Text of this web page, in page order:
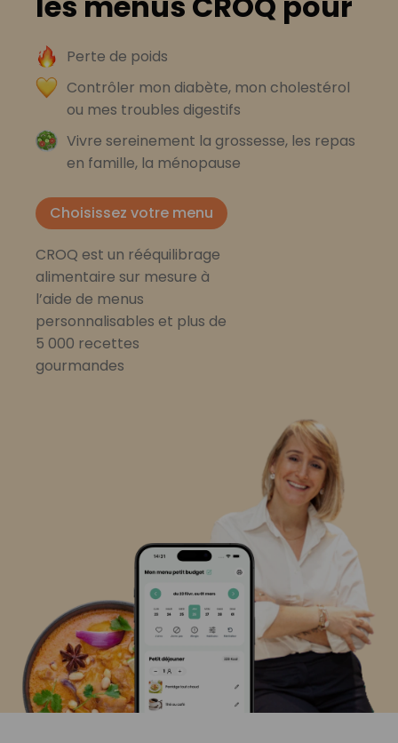
Perte de poids
Contrôler mon diabète, mon cholestérol
ou mes troubles digestifs
Vivre sereinement la grossesse, les repas
en famille, la ménopause
Choisissez votre menu
CROQ est un rééquilibrage
alimentaire sur mesure à
l’aide de menus
personnalisables et plus de
5 000 recettes
gourmandes